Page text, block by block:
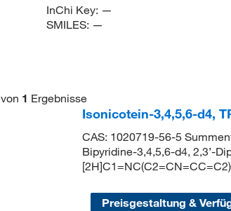
InChi Key: —
SMILES: —
von 1 Ergebnisse
Isonicotein-3,4,5,6-d4,
CAS: 1020719-56-5
Bipyridine-3,4,5,6-d4, 2,3’-
Preisgestaltung &